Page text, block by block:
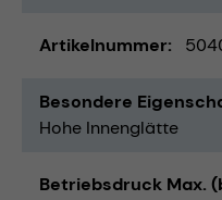
Artikelnummer
Besondere
Hohe Innenglätte
Betriebsdruck Max.